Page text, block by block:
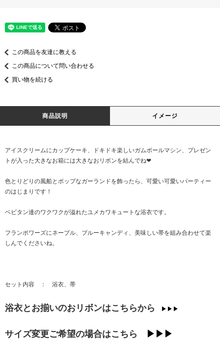
この商品を友達に教える
この商品について問い合わせる
買い物を続ける
商品説明 イメージ
アイスクリームにカップケーキ、ドキドキ楽しいガムボールマシン、プレゼン
トが入った大きなお箱には大きなおリボンを結んでね❤
色とりどりの風船とポップなガーランドを飾ったら、可愛い可愛いパーティー
のはじまりです！
ベビタン達のワクワクが溢れたユメカワキュートな浴衣です。
フランボワーズにネーブル、ブルーキャンディ、美味しい帯を組み合わせて楽
しんでくださいね。
セット内容 ： 浴衣、帯
浴衣とお揃いのおリボンはこちらから ▶▶▶
サイズ変更ご希望の場合はこちら ▶▶▶